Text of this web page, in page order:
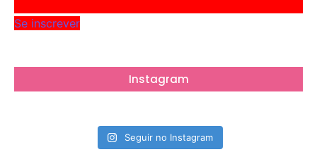
Se inscrever
Instagram
Seguir no Instagram